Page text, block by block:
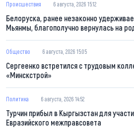
Происшествия 6 августа, 2026 15:12
Белоруска, ранее незаконно
Мьянмы, благополучно вернулась на
Общество 6 августа, 2026 15:05
Сергеенко встретился с трудовым
«Минскстрой»
Политика 6 августа, 2026 14:52
Турчин прибыл в Кыргызстан для
Евразийского межправсовета